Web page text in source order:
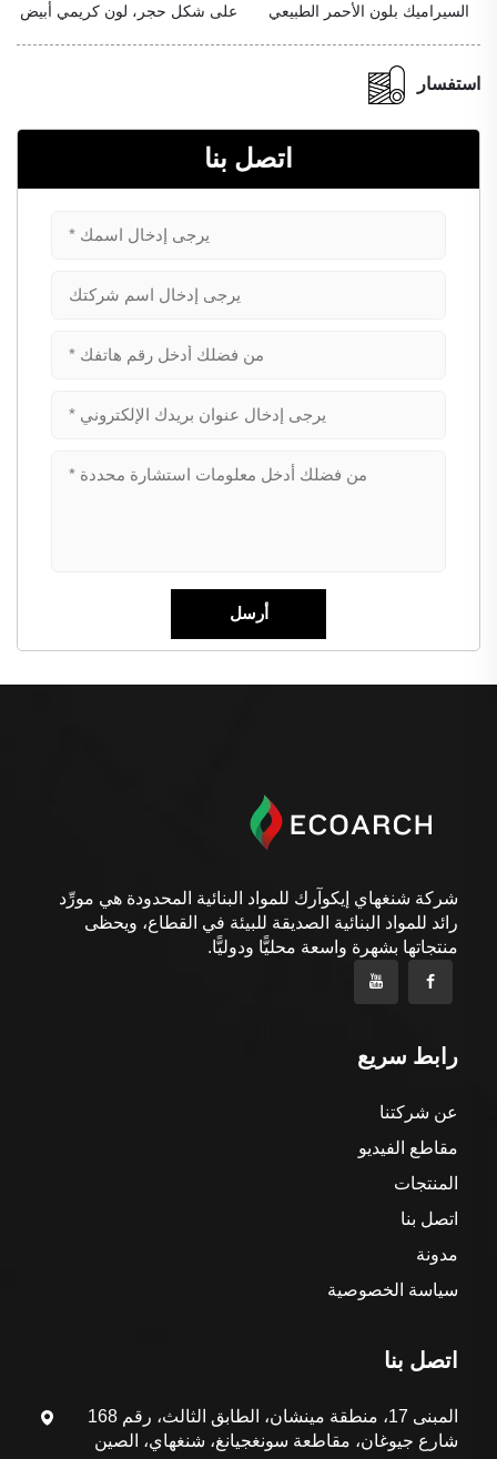
على شكل حجر، لون كريمي أبيض
الترافرتين
استفسار
اتصل بنا
شركة شنغهاي إيكوآرك للمواد البنائية المحدودة هي مورِّد
رائد للمواد البنائية الصديقة للبيئة في القطاع، ويحظى
منتجاتها بشهرة واسعة محليًّا ودوليًّا.
رابط سريع
عن شركتنا
مقاطع الفيديو
المنتجات
اتصل بنا
مدونة
سياسة الخصوصية
اتصل بنا
المبنى 17، منطقة مينشان، الطابق الثالث، رقم 168
شارع جيوغان، مقاطعة سونغجيانغ، شنغهاي، الصين